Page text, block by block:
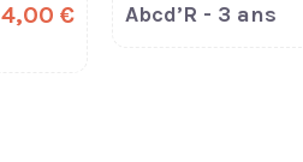
4,00 € Abcd’R - 3 ans